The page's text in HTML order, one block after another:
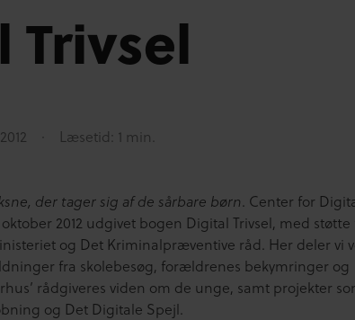
Trivsel
Læsetid: 1 min.
der tager sig af de sårbare børn. Center for
2012 udgivet bogen Digital Trivsel, med støtte
og Det Kriminalpræventive råd. Her deler vi
fra skolebesøg, forældrenes bekymringer og
rådgiveres viden om de unge, samt projekter
og Det Digitale Spejl.